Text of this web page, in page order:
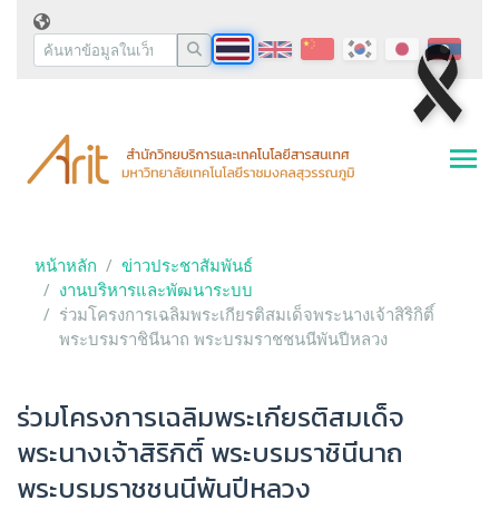
หน้าหลัก
ข่าวประชาสัมพันธ์
งานบริหารและพัฒนาระบบ
ร่วมโครงการเฉลิมพระเกียรติสมเด็จพระนางเจ้าสิริกิติ์
พระบรมราชินีนาถ พระบรมราชชนนีพันปีหลวง
ร่วมโครงการเฉลิมพระเกียรติสมเด็จ
พระนางเจ้าสิริกิติ์ พระบรมราชินีนาถ
พระบรมราชชนนีพันปีหลวง